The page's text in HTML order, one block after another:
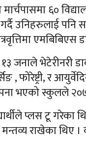
मार्चपासमा ६०
गर्दै उनिहरुलाई
१३ जनाले
, फोरेष्ट्री, र
भएको स्कुलले
प्लस टू गरेका
राखेका थिए ।